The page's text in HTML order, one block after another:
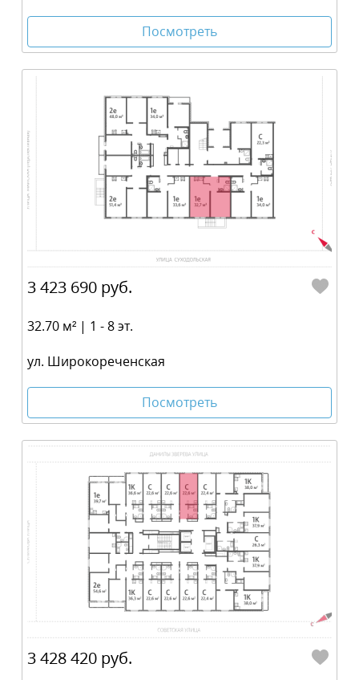
Посмотреть
3 423 690 руб.
32.70 м² | 1 - 8 эт.
ул. Широкореченская
Посмотреть
3 428 420 руб.